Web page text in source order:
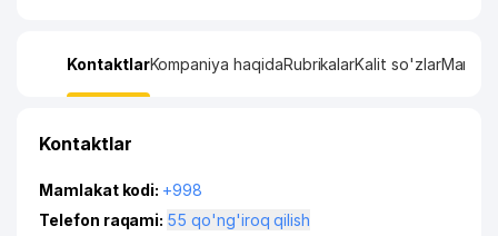
KontaktlarKompaniya haqidaRubrikalarKalit so'zlarManzil
Kontaktlar
Mamlakat kodi: +998
Telefon raqami:
55 qo'ng'iroq qilish